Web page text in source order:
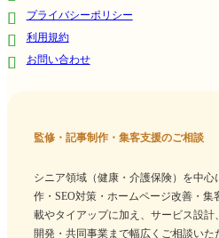
プライバシーポリシー
利用規約
お問い合わせ
監修・記事制作・集客支援のご相談
シニア領域（健康・介護保険）を中
作・SEO対策・ホームページ改善・
載やタイアップに加え、サービス設
開発・共同事業まで幅広くご相談いた